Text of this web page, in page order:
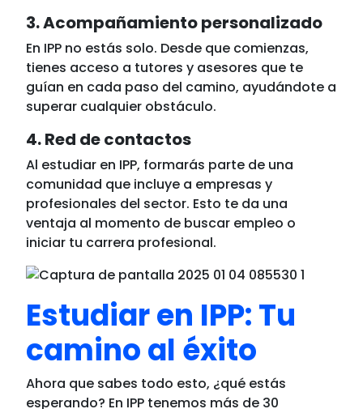
3. Acompañamiento personalizado
En IPP no estás solo. Desde que comienzas,
tienes acceso a tutores y asesores que te
guían en cada paso del camino, ayudándote a
superar cualquier obstáculo.
4. Red de contactos
Al estudiar en IPP, formarás parte de una
comunidad que incluye a empresas y
profesionales del sector. Esto te da una
ventaja al momento de buscar empleo o
iniciar tu carrera profesional.
Estudiar en IPP: Tu
camino al éxito
Ahora que sabes todo esto, ¿qué estás
esperando? En IPP tenemos más de 30